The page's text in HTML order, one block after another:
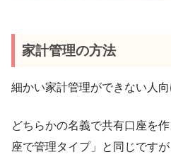
家計管理の方法
細かい家計管理ができない人向
どちらかの名義で共有口座を
座で管理タイプ」と同じです